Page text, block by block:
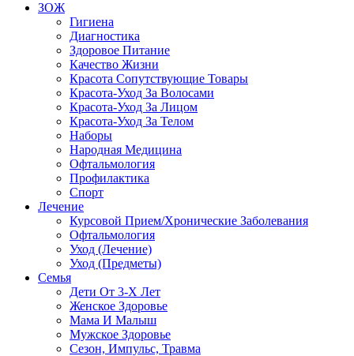
ЗОЖ
Гигиена
Диагностика
Здоровое Питание
Качество Жизни
Красота Сопутствующие Товары
Красота-Уход За Волосами
Красота-Уход За Лицом
Красота-Уход За Телом
Наборы
Народная Медицина
Офтальмология
Профилактика
Спорт
Лечение
Курсовой Прием/Хронические Заболевания
Офтальмология
Уход (Лечение)
Уход (Предметы)
Семья
Дети От 3-Х Лет
Женское Здоровье
Мама И Малыш
Мужское Здоровье
Сезон, Импульс, Травма